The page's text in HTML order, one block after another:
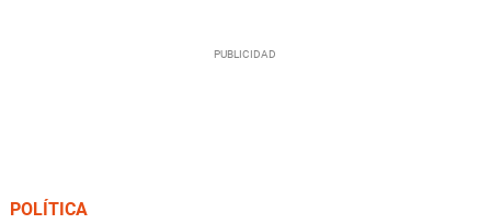
POLÍTICA